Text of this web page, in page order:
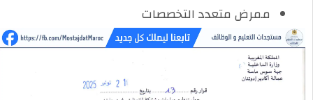
ممرض متعدد التخصصات